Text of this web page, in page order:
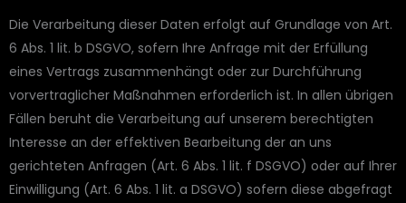
Die Verarbeitung dieser Daten erfolgt auf Grundlage von Art.
6 Abs. 1 lit. b DSGVO, sofern Ihre Anfrage mit der Erfüllung
eines Vertrags zusammenhängt oder zur Durchführung
vorvertraglicher Maßnahmen erforderlich ist. In allen übrigen
Fällen beruht die Verarbeitung auf unserem berechtigten
Interesse an der effektiven Bearbeitung der an uns
gerichteten Anfragen (Art. 6 Abs. 1 lit. f DSGVO) oder auf Ihrer
Einwilligung (Art. 6 Abs. 1 lit. a DSGVO) sofern diese abgefragt